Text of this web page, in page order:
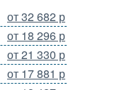
от 32 682 р
от 18 296 р
от 21 330 р
от 17 881 р